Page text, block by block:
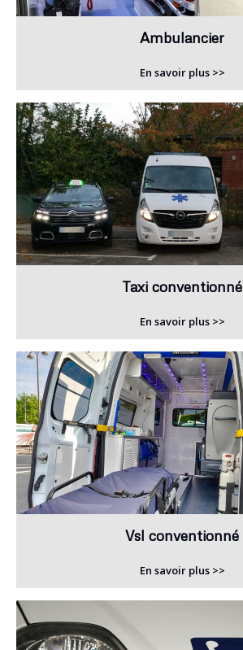
Ambulancier
En savoir plus >>
Taxi conventionné
En savoir plus >>
Vsl conventionné
En savoir plus >>